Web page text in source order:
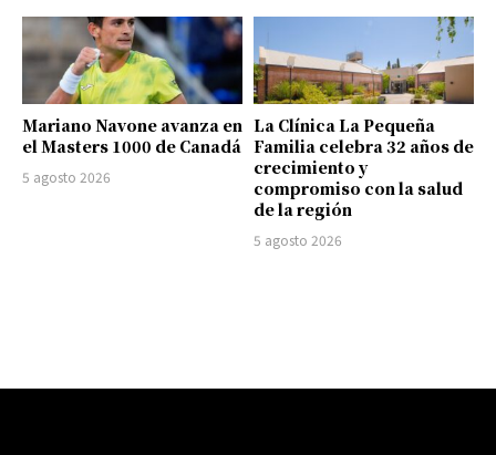
Mariano Navone avanza en
el Masters 1000 de Canadá
5 agosto 2026
La Clínica La Pequeña
Familia celebra 32 años de
crecimiento y
compromiso con la salud
de la región
5 agosto 2026